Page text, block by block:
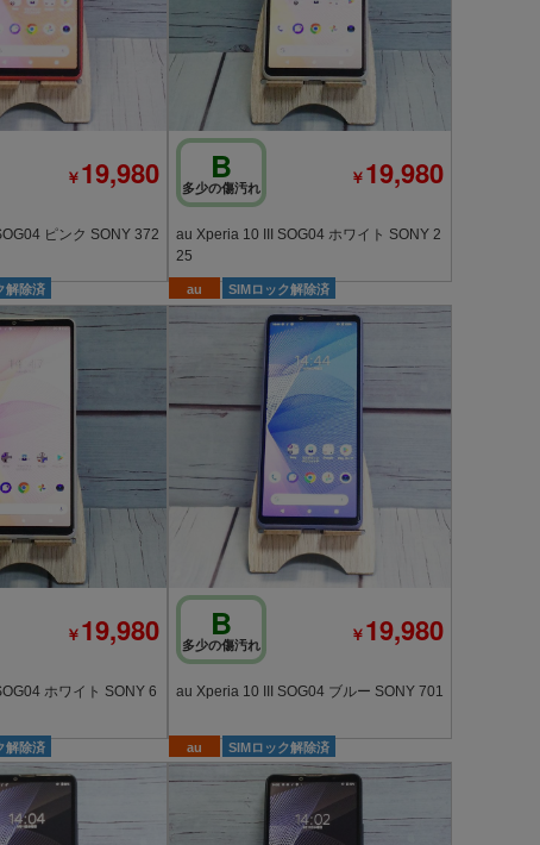
￥19,980
au Xperia 10 III SOG04 ピンク SONY 372
B
多少の傷汚れ ￥19,980
au Xperia 10 III SOG04 ホワイト SONY 2
25
解除済
￥19,980
ホワイト SONY 6
au SIMロック解除済
B
多少の傷汚れ ￥19,980
au Xperia 10 III SOG04 ブルー SONY 701
解除済 au SIMロック解除済